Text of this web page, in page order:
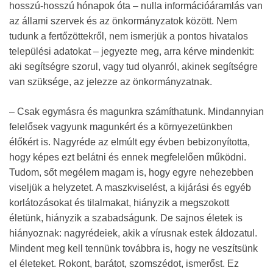
hosszú-hosszú hónapok óta – nulla információáramlás van
az állami szervek és az önkormányzatok között. Nem
tudunk a fertőzöttekről, nem ismerjük a pontos hivatalos
települési adatokat – jegyezte meg, arra kérve mindenkit:
aki segítségre szorul, vagy tud olyanról, akinek segítségre
van szüksége, az jelezze az önkormányzatnak.
– Csak egymásra és magunkra számíthatunk. Mindannyian
felelősek vagyunk magunkért és a környezetünkben
élőkért is. Nagyréde az elmúlt egy évben bebizonyította,
hogy képes ezt belátni és ennek megfelelően működni.
Tudom, sőt megélem magam is, hogy egyre nehezebben
viseljük a helyzetet. A maszkviselést, a kijárási és egyéb
korlátozásokat és tilalmakat, hiányzik a megszokott
életünk, hiányzik a szabadságunk. De sajnos életek is
hiányoznak: nagyrédeiek, akik a vírusnak estek áldozatul.
Mindent meg kell tennünk továbbra is, hogy ne veszítsünk
el életeket. Rokont, barátot, szomszédot, ismerőst. Ez